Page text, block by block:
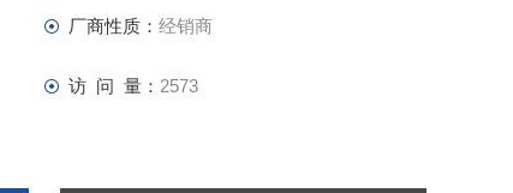
厂商性质： 经销商
访 问 量： 2573